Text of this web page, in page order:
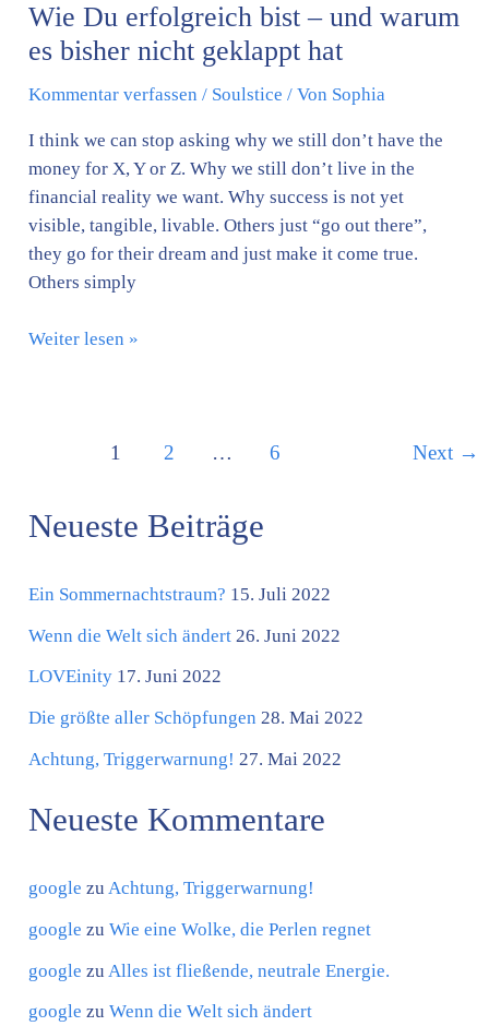
Wie Du erfolgreich bist – und warum
es bisher nicht geklappt hat
Kommentar verfassen / Soulstice / Von Sophia
I think we can stop asking why we still don’t have the
money for X, Y or Z. Why we still don’t live in the
financial reality we want. Why success is not yet
visible, tangible, livable. Others just “go out there”,
they go for their dream and just make it come true.
Others simply
erfolgreich
bist
und
bisher
geklappt
Weiter lesen »
1 2 … 6 Next →
Neueste Beiträge
Ein Sommernachtstraum? 15. Juli 2022
Wenn die Welt sich ändert 26. Juni 2022
LOVEinity 17. Juni 2022
Die größte aller Schöpfungen 28. Mai 2022
Achtung, Triggerwarnung! 27. Mai 2022
Neueste Kommentare
google zuAchtung, Triggerwarnung!
google zuWie eine Wolke, die Perlen regnet
google zu Alles ist fließende, neutrale Energie.
google zuWenn die Welt sich ändert
K
t
e
g
o
e